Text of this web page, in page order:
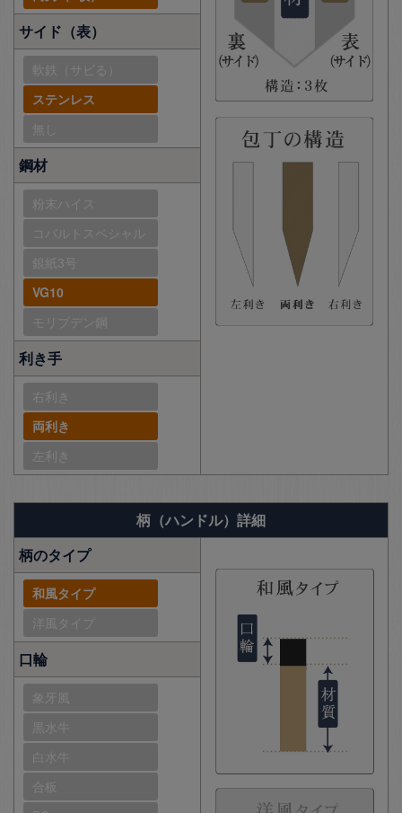
サイド（表）
軟鉄（サビる）
ステンレス
無し
鋼材
粉末ハイス
コバルトスペシャル
銀紙3号
VG10
モリブデン鋼
利き手
右利き
両利き
左利き
柄（ハンドル）詳細
柄のタイプ
和風タイプ
洋風タイプ
口輪
象牙風
黒水牛
白水牛
合板